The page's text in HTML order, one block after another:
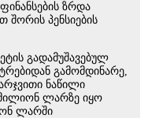
ზრდა
შორის პენსიების
გადამუშავებულ
გამომდინარე,
ნაწილი
ლარზე იყო
ლარში